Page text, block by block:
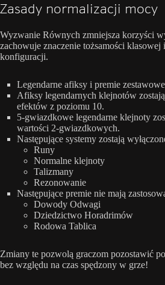
Zasady normalizacji mocy
Wyzwanie Równych zmniejsza korzyści
zachowuje znaczenie tożsamości
konfiguracji.
Legendarne afiksy i premie
Afiksy legendarnych klejnotów
efektów z poziomu 10.
5-gwiazdkowe legendarne klejnoty
wartości 2-gwiazdkowych.
Następujące systemy zostają
Runy
Normalne klejnoty
Talizmany
Rezonowanie
Następujące premie nie mają
Dowody Odwagi
Dziedzictwo Horadrimów
Rodowa Tablica
Zmiany te pozwolą graczom pozostawić
bez względu na czas spędzony w grze!